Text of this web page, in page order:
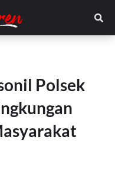
Polsek